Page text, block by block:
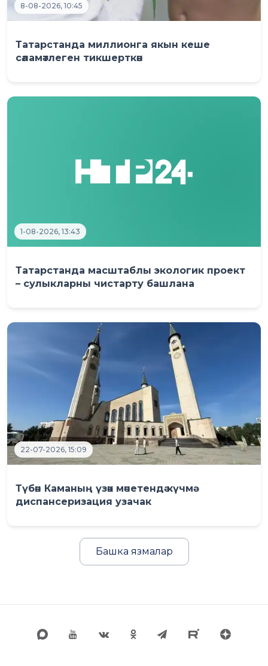
8-08-2026, 10:45
Татарстанда миллионга якын кеше
сәламәтлеген тикшерткән
1-08-2026, 13:43
Татарстанда масштаблы экологик проект
– сулыкларны чистарту башлана
22-07-2026, 15:09
Түбән Каманың үзәк мәчетендә күчмә
диспансеризация узачак
Башка язмалар